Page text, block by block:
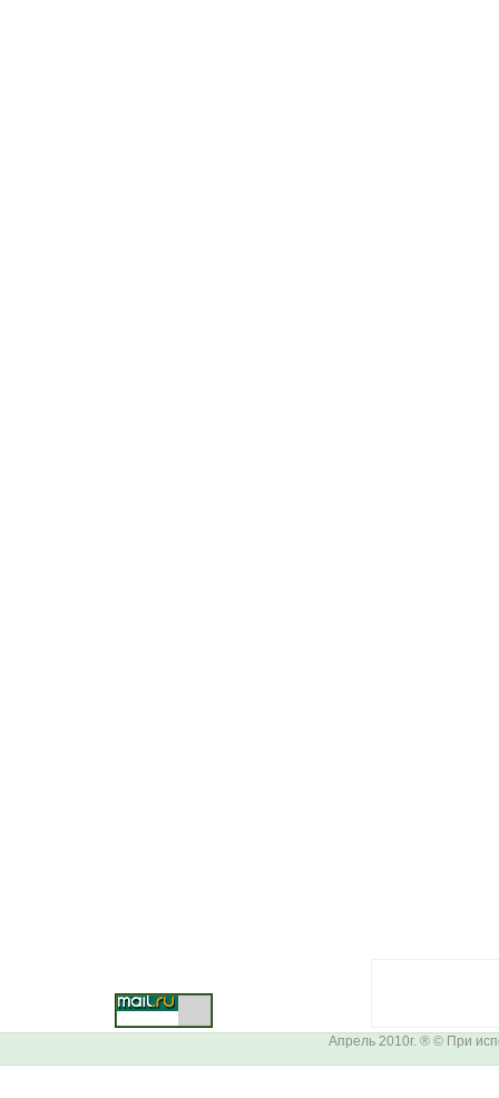
Апрель 2010г. ® © При